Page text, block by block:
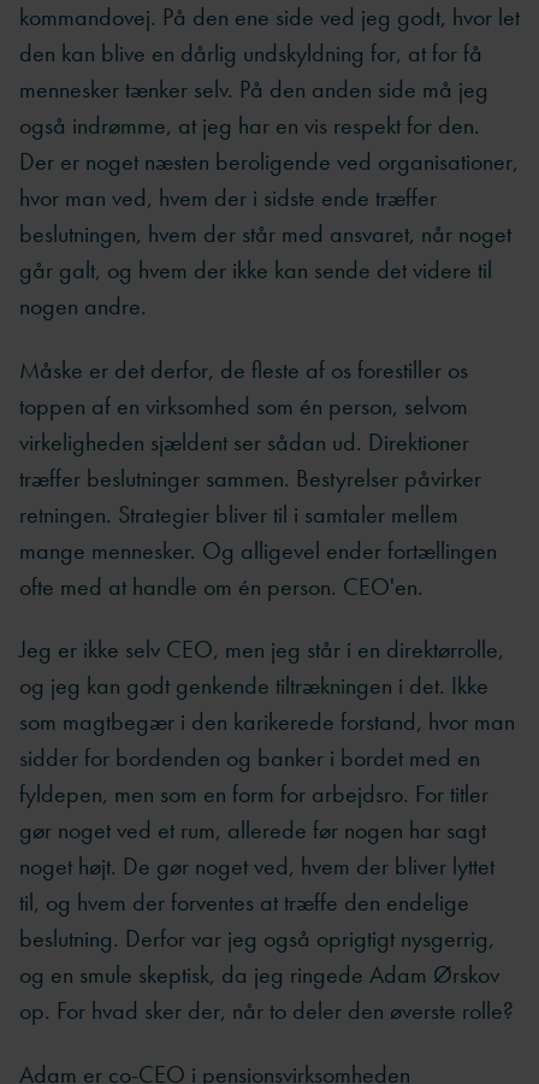
kommandovej. På den ene side ved jeg godt, hvor let
den kan blive en dårlig undskyldning for, at for få
mennesker tænker selv. På den anden side må jeg
også indrømme, at jeg har en vis respekt for den.
Der er noget næsten beroligende ved organisationer,
hvor man ved, hvem der i sidste ende træffer
beslutningen, hvem der står med ansvaret, når noget
går galt, og hvem der ikke kan sende det videre til
nogen andre.
Måske er det derfor, de fleste af os forestiller os
toppen af en virksomhed som én person, selvom
virkeligheden sjældent ser sådan ud. Direktioner
træffer beslutninger sammen. Bestyrelser påvirker
retningen. Strategier bliver til i samtaler mellem
mange mennesker. Og alligevel ender fortællingen
ofte med at handle om én person. CEO'en.
Jeg er ikke selv CEO, men jeg står i en direktørrolle,
og jeg kan godt genkende tiltrækningen i det. Ikke
som magtbegær i den karikerede forstand, hvor man
sidder for bordenden og banker i bordet med en
fyldepen, men som en form for arbejdsro. For titler
gør noget ved et rum, allerede før nogen har sagt
noget højt. De gør noget ved, hvem der bliver lyttet
til, og hvem der forventes at træffe den endelige
beslutning. Derfor var jeg også oprigtigt nysgerrig,
og en smule skeptisk, da jeg ringede Adam Ørskov
op. For hvad sker der, når to deler den øverste rolle?
Adam er co-CEO i pensionsvirksomheden